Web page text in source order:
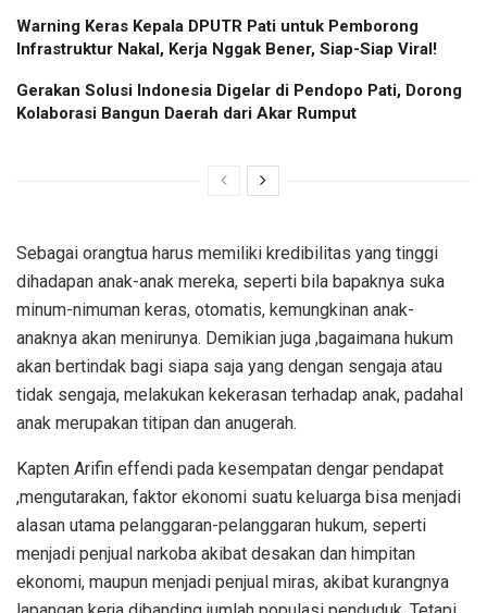
Warning Keras Kepala DPUTR Pati untuk Pemborong
Infrastruktur Nakal, Kerja Nggak Bener, Siap-Siap Viral!
Gerakan Solusi Indonesia Digelar di Pendopo Pati, Dorong
Kolaborasi Bangun Daerah dari Akar Rumput
Sebagai orangtua harus memiliki kredibilitas yang tinggi
dihadapan anak-anak mereka, seperti bila bapaknya suka
minum-nimuman keras, otomatis, kemungkinan anak-
anaknya akan menirunya. Demikian juga ,bagaimana hukum
akan bertindak bagi siapa saja yang dengan sengaja atau
tidak sengaja, melakukan kekerasan terhadap anak, padahal
anak merupakan titipan dan anugerah.
Kapten Arifin effendi pada kesempatan dengar pendapat
,mengutarakan, faktor ekonomi suatu keluarga bisa menjadi
alasan utama pelanggaran-pelanggaran hukum, seperti
menjadi penjual narkoba akibat desakan dan himpitan
ekonomi, maupun menjadi penjual miras, akibat kurangnya